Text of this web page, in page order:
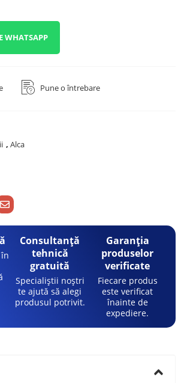
WHATSAPP
Pune o întrebare
,Alca
Consultanță
tehnică
gratuită
Specialiștii noștri
te ajută să alegi
produsul potrivit.
Garanția
produselor
verificate
Fiecare produs
este verificat
înainte de
expediere.